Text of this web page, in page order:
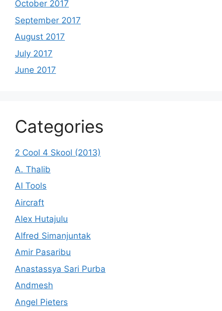
October 2017
September 2017
August 2017
July 2017
June 2017
Categories
2 Cool 4 Skool (2013)
A. Thalib
AI Tools
Aircraft
Alex Hutajulu
Alfred Simanjuntak
Amir Pasaribu
Anastassya Sari Purba
Andmesh
Angel Pieters